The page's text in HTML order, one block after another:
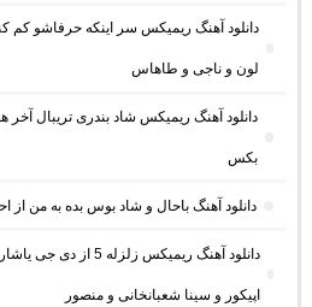
دانلود آهنگ ریمیکس سر اینکه حرفاشو
لون و ناجی و طاهاس
دانلود آهنگ ریمیکس شاد بندری تریبال آخر
بکس
دانلود آهنگ باحال و شاد بوس بده به من از
دانلود آهنگ ریمیکس
اپیکور و سینا شعبانخانی و منصور